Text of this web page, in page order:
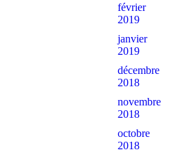
février
2019
janvier
2019
décembre
2018
novembre
2018
octobre
2018